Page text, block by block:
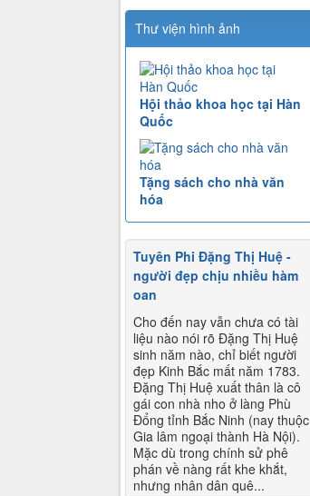
Thư viện hình ảnh
Hội thảo khoa học tại Hàn
Quốc
Tặng sách cho nhà văn
hóa
Tuyên Phi Đặng Thị Huệ -
người đẹp chịu nhiều hàm
oan
Cho đến nay vẫn chưa có tài
liệu nào nói rõ Đặng Thị Huệ
sinh năm nào, chỉ biết người
đẹp Kinh Bắc mất năm 1783.
Đặng Thị Huệ xuất thân là cô
gái con nhà nho ở làng Phù
Đổng tỉnh Bắc Ninh (nay thuộc
Gia lâm ngoại thành Hà Nội).
Mặc dù trong chính sử phê
phán về nàng rất khe khắt,
nhưng nhân dân quê...